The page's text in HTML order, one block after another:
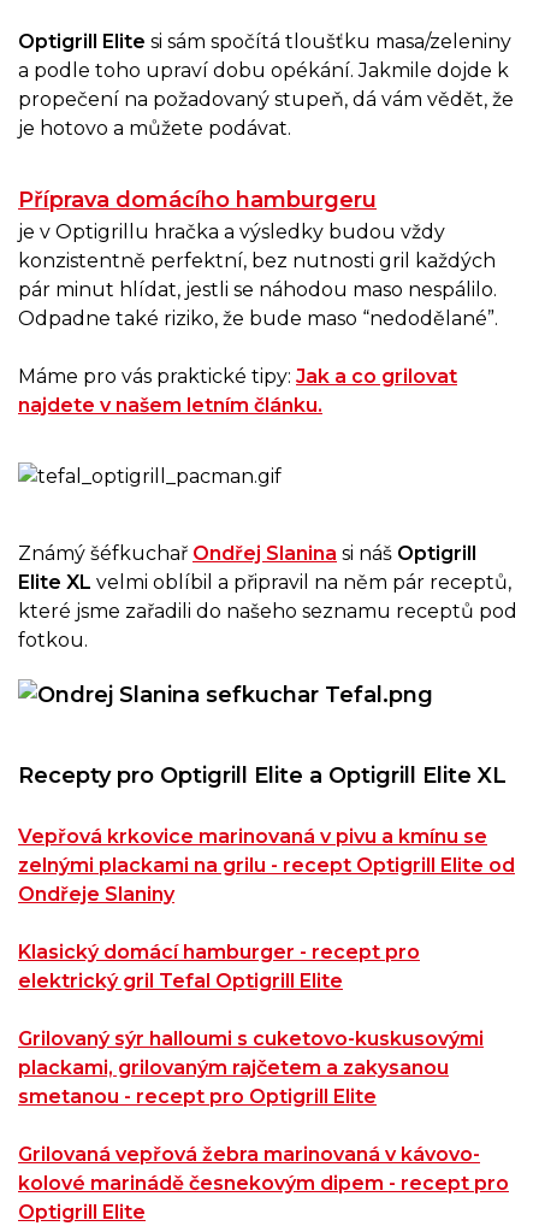
Optigrill Elite si sám spočítá tloušťku masa/zeleniny
a podle toho upraví dobu opékání. Jakmile dojde k
propečení na požadovaný stupeň, dá vám vědět, že
je hotovo a můžete podávat.
Příprava domácího hamburgeru
je v Optigrillu hračka a výsledky budou vždy
konzistentně perfektní, bez nutnosti gril každých
pár minut hlídat, jestli se náhodou maso nespálilo.
Odpadne také riziko, že bude maso “nedodělané”.
Máme pro vás praktické tipy: Jak a co grilovat
najdete v našem letním článku.
Známý šéfkuchař Ondřej Slanina si náš Optigrill
Elite XL velmi oblíbil a připravil na něm pár receptů,
které jsme zařadili do našeho seznamu receptů pod
fotkou.
Recepty pro Optigrill Elite a Optigrill Elite XL
Vepřová krkovice marinovaná v pivu a kmínu se
zelnými plackami na grilu - recept Optigrill Elite od
Ondřeje Slaniny
Klasický domácí hamburger - recept pro
elektrický gril Tefal Optigrill Elite
Grilovaný sýr halloumi s cuketovo-kuskusovými
plackami, grilovaným rajčetem a zakysanou
smetanou - recept pro Optigrill Elite
Grilovaná vepřová žebra marinovaná v kávovo-
kolové marinádě česnekovým dipem - recept pro
Optigrill Elite